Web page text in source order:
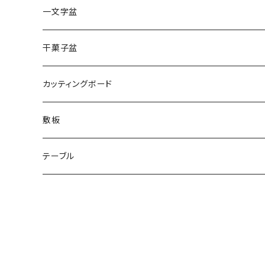
一文字盆
干菓子盆
カッティングボード
敷板
テーブル